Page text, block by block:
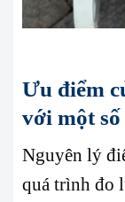
Ưu điểm
với một
Nguyên lý
quá trình đo